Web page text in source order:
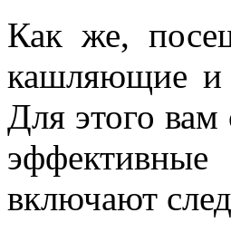
Как же,
кашляющие и
Для этого вам
включают